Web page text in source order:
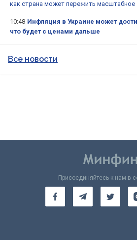
как страна может пережить
10:48 Инфляция в Украине может
что будет с ценами дальше
Все новости
Присоединяйтесь к нам в